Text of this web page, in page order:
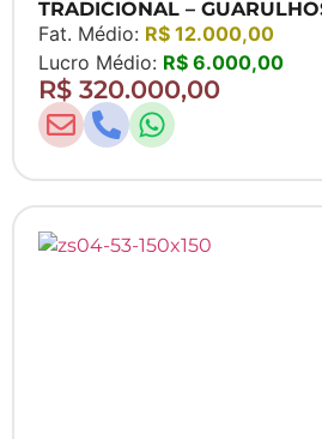
TRADICIONAL –
Fat. Médio: R$ 12.000,00
Lucro Médio: R$ 6.000,00
R$ 320.000,00